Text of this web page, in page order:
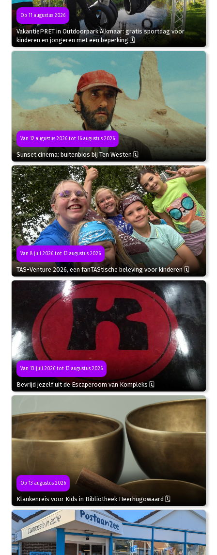
Op 11 augustus 2026
VakantiePRET in Outdoorpark Alkmaar: gratis sportdag voor
kinderen en jongeren met een beperking 🗓
Van 12 augustus 2026 tot 16 augustus 2026
Sunset cinema: buitenbios bij Ten Westen 🗓
Van 8 juli 2026 tot 13 augustus 2026
TAS-Venture 2026, een fanTAStische beleving voor kinderen 🗓
Van 13 juli 2026 tot 13 augustus 2026
Bevrijd jezelf uit de Escaperoom van Kompleks 🗓
Op 13 augustus 2026
Klankenreis voor Kids in Bibliotheek Heerhugowaard 🗓